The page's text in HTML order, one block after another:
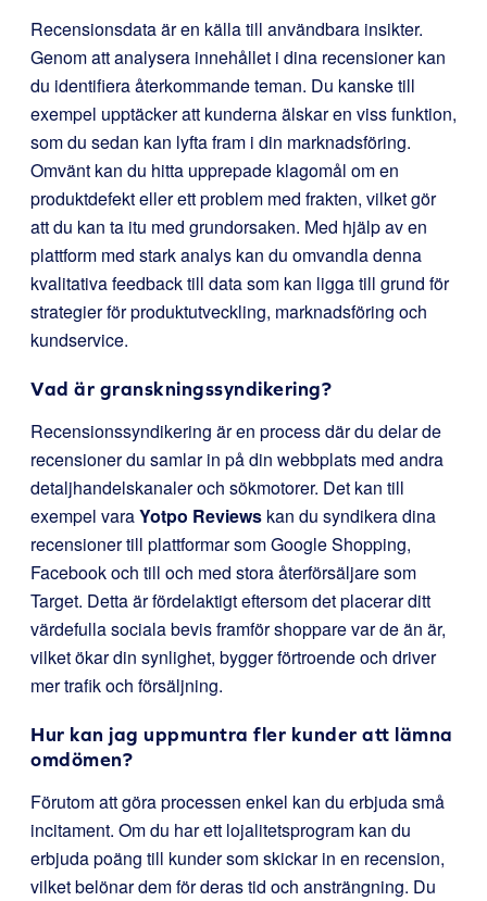
Recensionsdata är en källa till användbara insikter.
Genom att analysera innehållet i dina recensioner kan
du identifiera återkommande teman. Du kanske till
exempel upptäcker att kunderna älskar en viss funktion,
som du sedan kan lyfta fram i din marknadsföring.
Omvänt kan du hitta upprepade klagomål om en
produktdefekt eller ett problem med frakten, vilket gör
att du kan ta itu med grundorsaken. Med hjälp av en
plattform med stark analys kan du omvandla denna
kvalitativa feedback till data som kan ligga till grund för
strategier för produktutveckling, marknadsföring och
kundservice.
Vad är granskningssyndikering?
Recensionssyndikering är en process där du delar de
recensioner du samlar in på din webbplats med andra
detaljhandelskanaler och sökmotorer. Det kan till
exempel varaYotpo Reviews kan du syndikera dina
recensioner till plattformar som Google Shopping,
Facebook och till och med stora återförsäljare som
Target. Detta är fördelaktigt eftersom det placerar ditt
värdefulla sociala bevis framför shoppare var de än är,
vilket ökar din synlighet, bygger förtroende och driver
mer trafik och försäljning.
Hur kan jag uppmuntra fler kunder att lämna
omdömen?
Förutom att göra processen enkel kan du erbjuda små
incitament. Om du har ett lojalitetsprogram kan du
erbjuda poäng till kunder som skickar in en recension,
vilket belönar dem för deras tid och ansträngning. Du